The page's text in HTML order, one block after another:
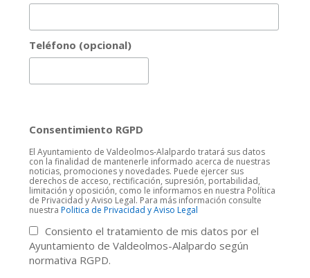
Teléfono (opcional)
Consentimiento RGPD
El Ayuntamiento de Valdeolmos-Alalpardo tratará sus datos
con la finalidad de mantenerle informado acerca de nuestras
noticias, promociones y novedades. Puede ejercer sus
derechos de acceso, rectificación, supresión, portabilidad,
limitación y oposición, como le informamos en nuestra Política
de Privacidad y Aviso Legal. Para más información consulte
nuestra Politica de Privacidad y Aviso Legal
Consiento el tratamiento de mis datos por el
Ayuntamiento de Valdeolmos-Alalpardo según
normativa RGPD.